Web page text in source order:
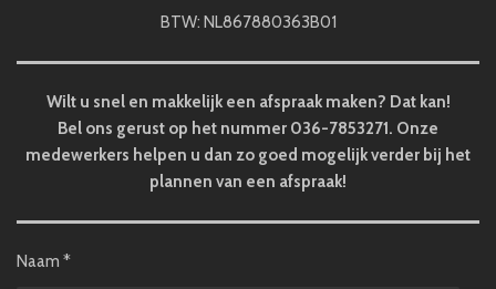
BTW: NL867880363B01
Wilt u snel en makkelijk een afspraak maken? Dat kan!
Bel ons gerust op het nummer 036-7853271. Onze
medewerkers helpen u dan zo goed mogelijk verder bij het
plannen van een afspraak!
Naam *